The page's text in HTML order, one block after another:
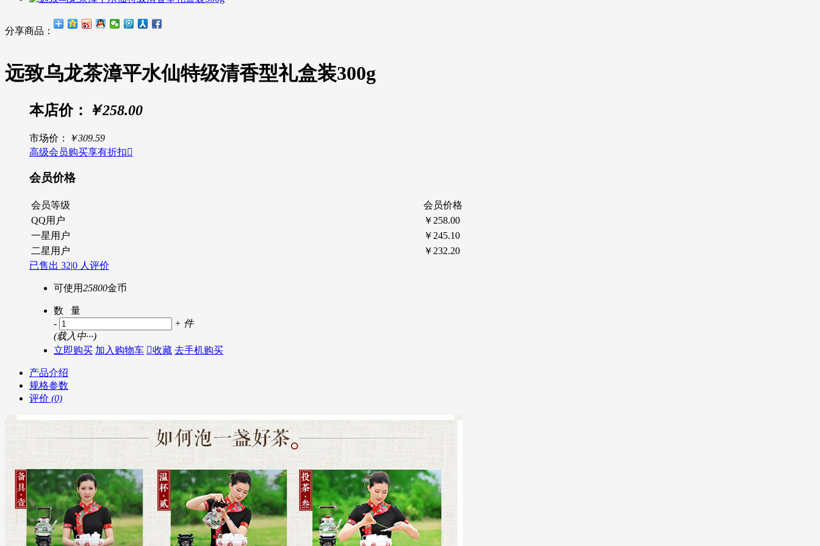
分享商品：
远致乌龙茶漳平水仙特级清香型礼盒装300g
本店价： ￥258.00
市场价：
￥309.59
高级会员购买享有折扣
会员价格
会员等级
会员价格
QQ用户
￥258.00
一星用户
￥245.10
二星用户
￥232.20
已售出 32|0 人评价
可使用25800金币
数 量
-
+ 件
(载入中···)
立即购买 加入购物车 收藏 去手机购买
产品介绍
规格参数
评价 (0)